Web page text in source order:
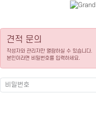
견적 문의
작성자와 관리자만 열람하실 수 있습니다.
본인이라면 비밀번호를 입력하세요.